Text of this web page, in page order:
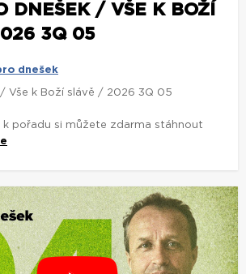
DNEŠEK / VŠE K BOŽÍ
3Q 05
dnešek
Vše k Boží slávě / 2026 3Q 05
k pořadu si můžete zdarma stáhnout